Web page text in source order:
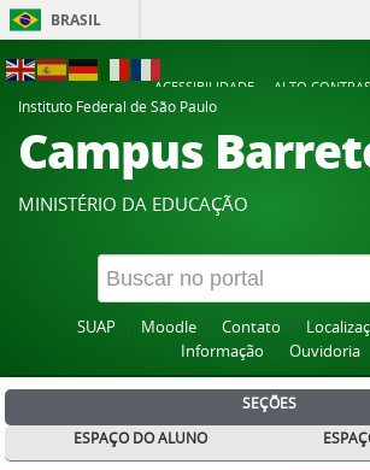
BRASIL
Acesso
ACESSIBILIDADE
ALTO
Instituto Federal de São Paulo
Campus
MINISTÉRIO DA EDUCAÇÃO
SUAP Moodle Contato
Informação
Ouvidoria
SEÇÕES
ESPAÇO DO ALUNO